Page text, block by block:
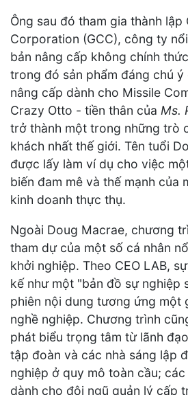
Ông sau đó tham gia thành lập
Corporation (GCC), công ty
bản nâng cấp không chính
trong đó sản phẩm đáng chú
nâng cấp dành cho Missile
Crazy Otto - tiền thân của Ms.
trở thành một trong những trò
khách nhất thế giới. Tên tuổi
được lấy làm ví dụ cho việc
biến đam mê và thế mạnh của
kinh doanh thực thụ.
Ngoài Doug Macrae, chương
tham dự của một số cá nhân
khởi nghiệp. Theo CEO LAB,
kế như một "bản đồ sự nghiệp
phiên nội dung tương ứng một
nghề nghiệp. Chương trình
phát biểu trọng tâm từ lãnh
tập đoàn và các nhà sáng lập
nghiệp ở quy mô toàn cầu;
dành cho đội ngũ quản lý cấp